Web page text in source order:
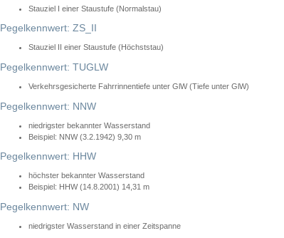
Stauziel I einer Staustufe (Normalstau)
Pegelkennwert: ZS_II
Stauziel II einer Staustufe (Höchststau)
Pegelkennwert: TUGLW
Verkehrsgesicherte Fahrrinnentiefe unter GlW (Tiefe unter GlW)
Pegelkennwert: NNW
niedrigster bekannter Wasserstand
Beispiel: NNW (3.2.1942) 9,30 m
Pegelkennwert: HHW
höchster bekannter Wasserstand
Beispiel: HHW (14.8.2001) 14,31 m
Pegelkennwert: NW
niedrigster Wasserstand in einer Zeitspanne